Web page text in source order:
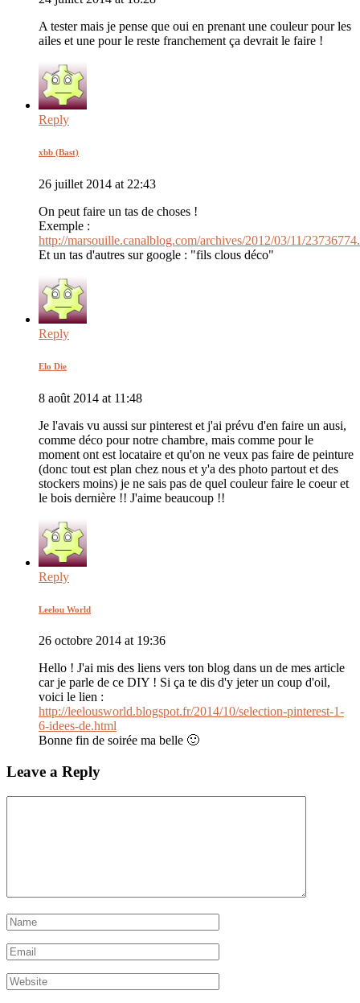
A tester mais je pense que oui en prenant une couleur pour les
ailes et une pour le reste franchement ça devrait le faire !
Reply
xbb (Bast)
26 juillet 2014 at 22:43
On peut faire un tas de choses !
Exemple :
http://marsouille.canalblog.com/archives/2012/03/11/
Et un tas d'autres sur google : "fils clous déco"
Reply
Elo Die
8 août 2014 at 11:48
Je l'avais vu aussi sur pinterest et j'ai prévu d'en faire un ausi,
comme déco pour notre chambre, mais comme pour le
moment ont est locataire et qu'on ne veux pas faire de peinture
(donc tout est plan chez nous et y'a des photo partout et des
stockers moins) je ne sais pas de quel couleur faire le coeur et
le bois dernière !! J'aime beaucoup !!
Reply
Leelou World
26 octobre 2014 at 19:36
Hello ! J'ai mis des liens vers ton blog dans un de mes article
car je parle de ce DIY ! Si ça te dis d'y jeter un coup d'oil,
voici le lien :
http://leelousworld.blogspot.fr/2014/10/selection-pinterest-1-
6-idees-de.html
Bonne fin de soirée ma belle 🙂
Leave a Reply